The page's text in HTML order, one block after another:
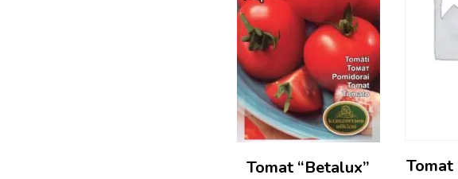
Tomat “Betalux”
Tomat